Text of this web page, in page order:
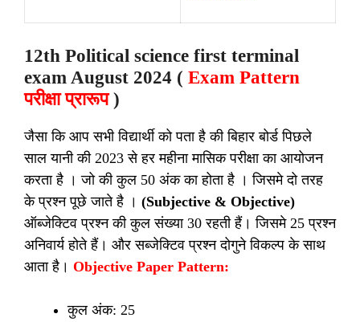
12th Political science first terminal
exam August 2024 ( Exam Pattern
परीक्षा प्रारूप)
जैसा कि आप सभी विद्यार्थी को पता है की बिहार बोर्ड पिछले
साल यानी की 2023 से हर महीना मासिक परीक्षा का आयोजन
करता है । जो की कुल 50 अंक का होता है । जिसमे दो तरह
के प्रश्न पूछे जाते है । (Subjective & Objective)
ऑब्जेक्टिव प्रश्न की कुल संख्या 30 रहती हैं। जिसमे 25 प्रश्न
अनिवार्य होते हैं। और सब्जेक्टिव प्रश्न दोगुने विकल्प के साथ
आता है। Objective Paper Pattern:
कुल अंक: 25